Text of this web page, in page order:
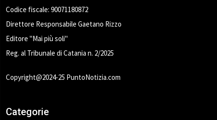
Codice fiscale: 90071180872
Direttore Responsabile Gaetano Rizzo
Editore "Mai più soli"
Reg. al Tribunale di Catania n. 2/2025
Copyright@2024-25 PuntoNotizia.com
Categorie